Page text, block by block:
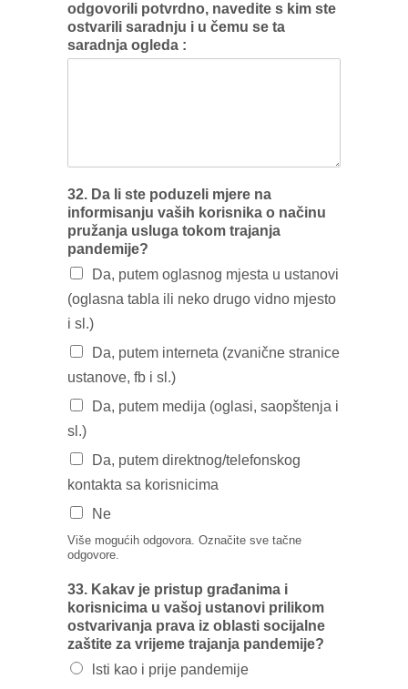
odgovorili potvrdno, navedite s kim ste
ostvarili saradnju i u čemu se ta
saradnja ogleda :
32. Da Ii ste poduzeli mjere na
informisanju vaših korisnika o načinu
pružanja usluga tokom trajanja
pandemije?
Da, putem oglasnog mjesta u ustanovi
(oglasna tabla ili neko drugo vidno mjesto
i sl.)
Da, putem interneta (zvanične stranice
ustanove, fb i sl.)
Da, putem medija (oglasi, saopštenja i
sl.)
Da, putem direktnog/telefonskog
kontakta sa korisnicima
Ne
Više mogućih odgovora. Označite sve tačne
odgovore.
33. Kakav je pristup građanima i
korisnicima u vašoj ustanovi prilikom
ostvarivanja prava iz oblasti socijalne
zaštite za vrijeme trajanja pandemije?
lsti kao i prije pandemije